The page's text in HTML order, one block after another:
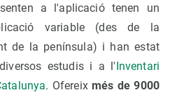
a l'aplicació tenen un
variable (des de la
de la península) i han estat
estudis i a l'Inventari
. Ofereixmés de 9000